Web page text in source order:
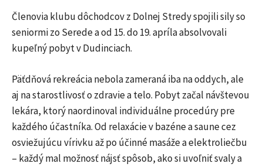
Členovia klubu dôchodcov z Dolnej Stredy spojili sily so
seniormi zo Serede a od 15. do 19. apríla absolvovali
kupeľný pobyt v Dudinciach.
Päťdňová rekreácia nebola zameraná iba na oddych, ale
aj na starostlivosť o zdravie a telo. Pobyt začal návštevou
lekára, ktorý naordinoval individuálne procedúry pre
každého účastníka. Od relaxácie v bazéne a saune cez
osviežujúcu vírivku až po účinné masáže a elektroliečbu
– každý mal možnosť nájsť spôsob, ako si uvoľniť svaly a